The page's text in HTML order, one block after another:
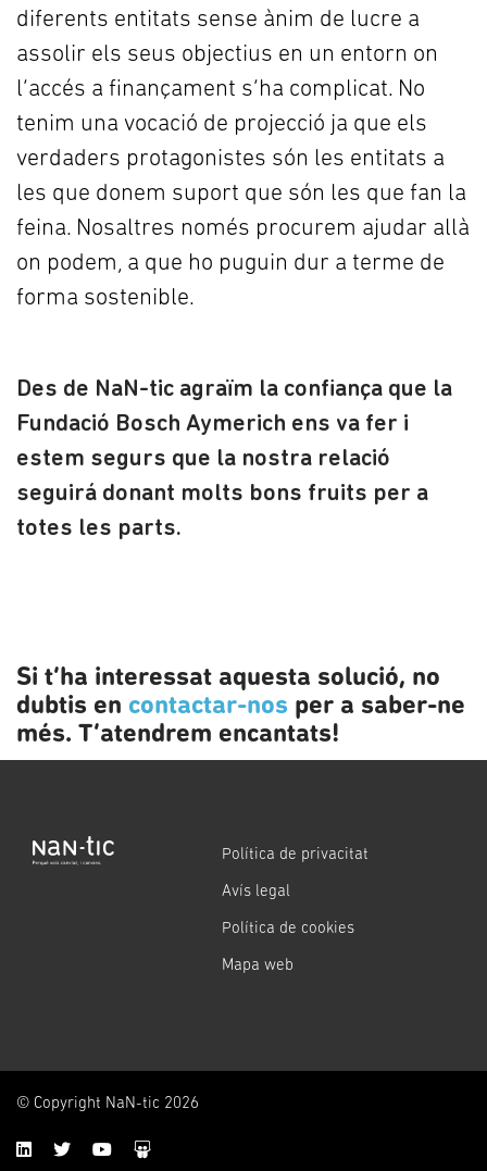
diferents entitats sense ànim de lucre a
assolir els seus objectius en un entorn on
l’accés a finançament s’ha complicat. No
tenim una vocació de projecció ja que els
verdaders protagonistes són les entitats a
les que donem suport que són les que fan la
feina. Nosaltres només procurem ajudar allà
on podem, a que ho puguin dur a terme de
forma sostenible.
Des de NaN-tic agraïm la confiança que la
Fundació Bosch Aymerich ens va fer i
estem segurs que la nostra relació
seguirá donant molts bons fruits per a
totes les parts.
Si t’ha interessat aquesta solució, no
dubtis en contactar-nos per a saber-ne
més. T’atendrem encantats!
Política de privacitat
Avís legal
Política de cookies
Mapa web
© Copyright NaN-tic 2026